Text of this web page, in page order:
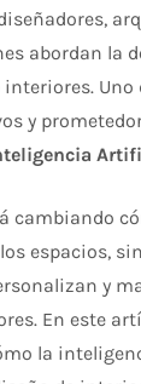
abordan la
Uno
y
cambiando
espacios,
y
En este
la